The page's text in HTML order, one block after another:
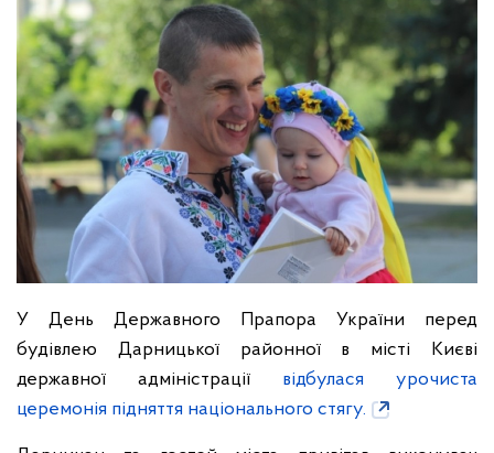
У День Державного Прапора України перед
будівлею Дарницької районної в місті Києві
державної адміністрації відбулася урочиста
церемонія підняття національного стягу.